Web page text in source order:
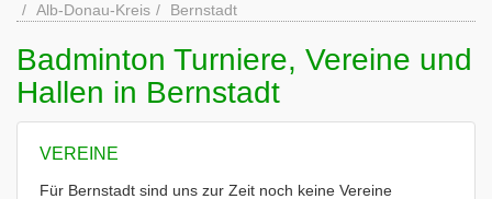
Alb-Donau-Kreis
Bernstadt
Badminton Turniere, Vereine und
Hallen in Bernstadt
VEREINE
Für Bernstadt sind uns zur Zeit noch keine Vereine